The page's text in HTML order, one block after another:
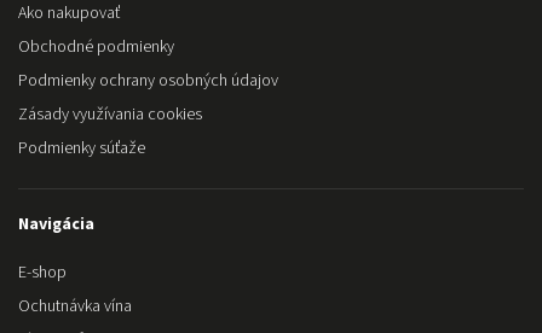
Ako nakupovať
Obchodné podmienky
Podmienky ochrany osobných údajov
Zásady využívania cookies
Podmienky súťaže
Navigácia
E-shop
Ochutnávka vína